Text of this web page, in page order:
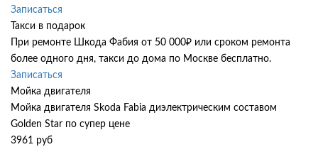
Записаться
Такси в подарок
При ремонте Шкода Фабия от 50 000₽ или сроком ремонта
более одного дня, такси до дома по Москве бесплатно.
Записаться
Мойка двигателя
Мойка двигателя Skoda Fabia диэлектрическим составом
Golden Star по супер цене
3961 руб